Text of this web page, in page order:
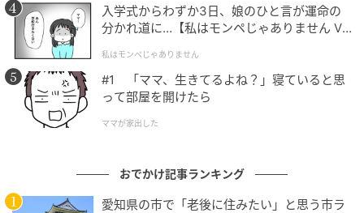
出典：リビング神戸・阪神間Web
人気No.2は、潤いハード食パン！
希少品種といわれる北海道産小麦・キタノカオリを使
用した潤いハード食パン。素材はシンプルに小麦粉と
水、2種類の塩のみだそう。外はパリッ、中はもっちも
耳までやわらかなプレミアムミルク角食パンも食べて
みたいですね。
入学式からわずか3日、娘のひと言が運命の
分かれ道に…【私はモンペじゃありません Vo
私はモンペじゃありません
#1 「ママ、生きてるよね？」寝ていると思
って部屋を開けたら
ママが家出した
おでかけ記事ランキング
愛知県の市で「老後に住みたい」と思う市ラ